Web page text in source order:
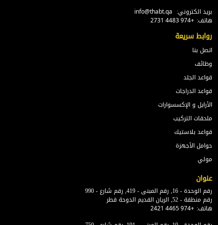
بريد الكتروني:
info@thabt.qa
هاتف: +974 4483 2731
روابط سريعة
اتصل بنا
وظائف
قواعد الجلد
قواعد الدراجات
الأرايل و الإكسسوارات
ملحقات التركيب
قواعد بلاستيك
حوامل الأجهزة
مولي
عنوان
رقم الوحدة - 16, رقم المبنى - 419, رقم شارع - 990
رقم منطقة - 52, الريان القديم الدوحة قطر
هاتف: +974 4465 2421